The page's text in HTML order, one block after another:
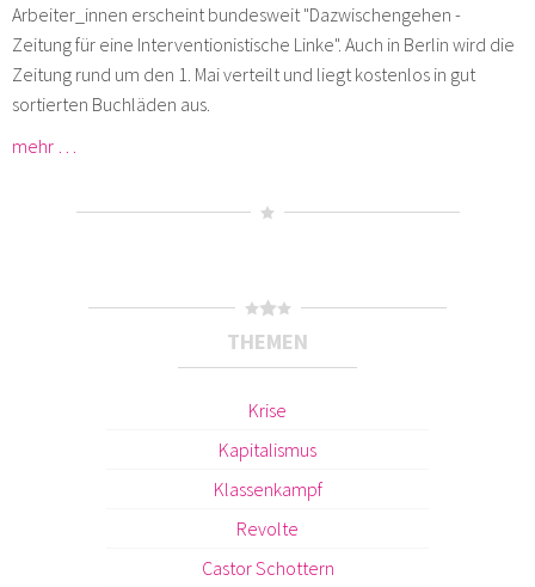
Arbeiter_innen erscheint bundesweit "Dazwischengehen -
Zeitung für eine Interventionistische Linke". Auch in Berlin wird die
Zeitung rund um den 1. Mai verteilt und liegt kostenlos in gut
sortierten Buchläden aus.
mehr …
THEMEN
Krise
Kapitalismus
Klassenkampf
Revolte
Castor Schottern